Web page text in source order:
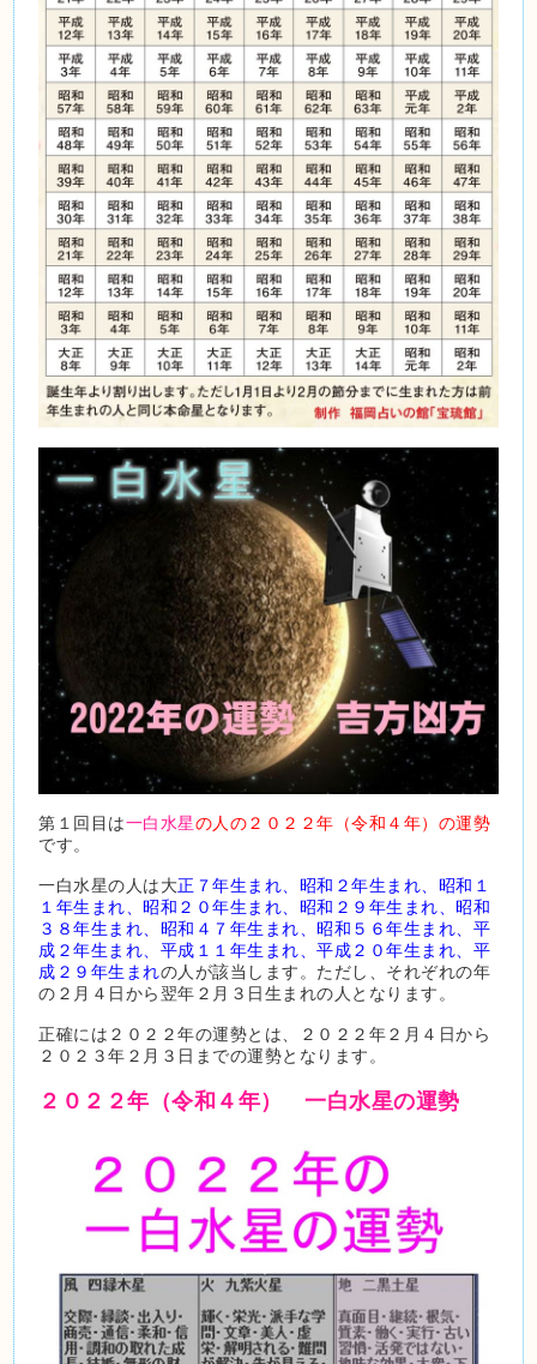
第１回目は一白水星の人の２０２２年（令和４年）の運勢
です。
一白水星の人は大正７年生まれ、昭和２年生まれ、昭和１
１年生まれ、昭和２０年生まれ、昭和２９年生まれ、昭和
３８年生まれ、昭和４７年生まれ、昭和５６年生まれ、平
成２年生まれ、平成１１年生まれ、平成２０年生まれ、平
成２９年生まれの人が該当します。ただし、それぞれの年
の２月４日から翌年２月３日生まれの人となります。
正確には２０２２年の運勢とは、２０２２年２月４日から
２０２３年２月３日までの運勢となります。
２０２２年（令和４年） 一白水星の運勢